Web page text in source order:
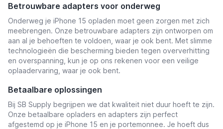
Betrouwbare adapters voor onderweg
Onderweg je iPhone 15 opladen moet geen zorgen met zich
meebrengen. Onze betrouwbare adapters zijn ontworpen om
aan al je behoeften te voldoen, waar je ook bent. Met slimme
technologieën die bescherming bieden tegen oververhitting
en overspanning, kun je op ons rekenen voor een veilige
oplaadervaring, waar je ook bent.
Betaalbare oplossingen
Bij SB Supply begrijpen we dat kwaliteit niet duur hoeft te zijn.
Onze betaalbare opladers en adapters zijn perfect
afgestemd op je iPhone 15 en je portemonnee. Je hoeft dus